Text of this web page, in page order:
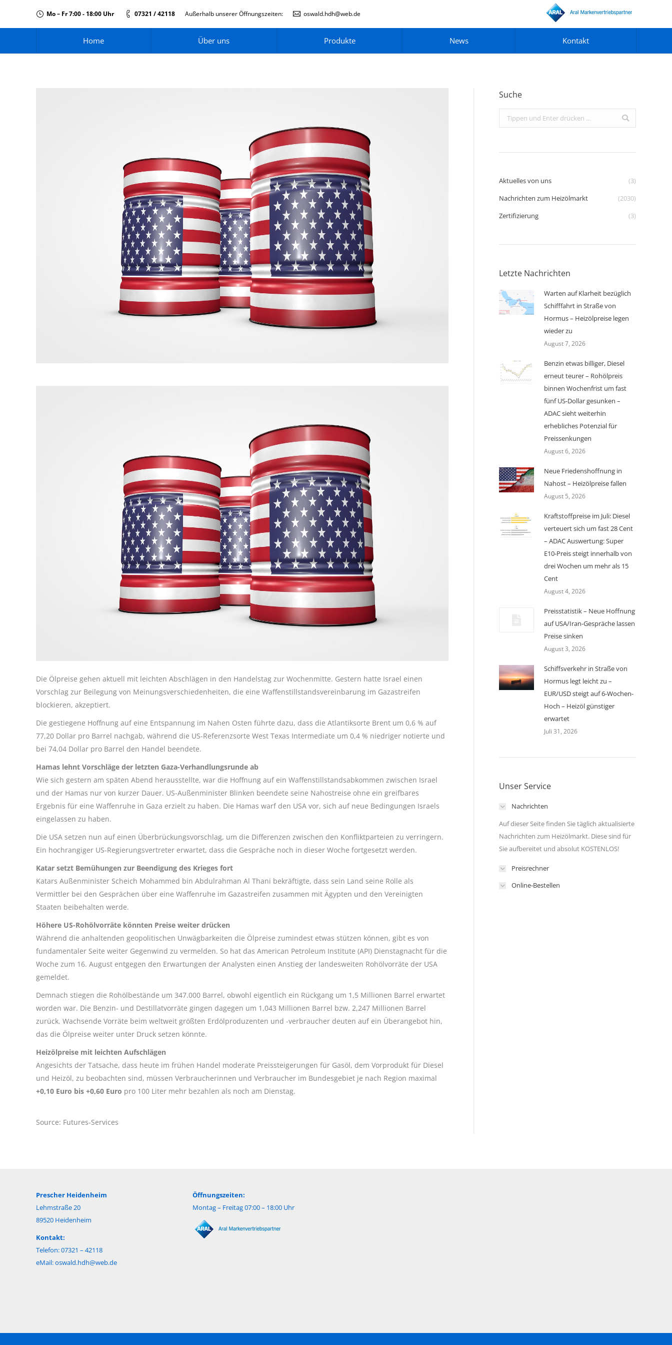
Mo – Fr 7:00 - 18:00 Uhr 07321 / 42118 Außerhalb unserer Öffnungszeiten: oswald.hdh@web.de
Home Über uns Produkte News Kontakt
Die Ölpreise gehen aktuell mit leichten Abschlägen in den Handelstag zur Wochenmitte. Gestern hatte Israel einen
Vorschlag zur Beilegung von Meinungsverschiedenheiten, die eine Waffenstillstandsvereinbarung im Gazastreifen
blockieren, akzeptiert.
Die gestiegene Hoffnung auf eine Entspannung im Nahen Osten führte dazu, dass die Atlantiksorte Brent um 0,6 % auf
77,20 Dollar pro Barrel nachgab, während die US-Referenzsorte West Texas Intermediate um 0,4 % niedriger notierte und
bei 74,04 Dollar pro Barrel den Handel beendete.
Hamas lehnt Vorschläge der letzten Gaza-Verhandlungsrunde ab
Wie sich gestern am späten Abend herausstellte, war die Hoffnung auf ein Waffenstillstandsabkommen zwischen Israel
und der Hamas nur von kurzer Dauer. US-Außenminister Blinken beendete seine Nahostreise ohne ein greifbares
Ergebnis für eine Waffenruhe in Gaza erzielt zu haben. Die Hamas warf den USA vor, sich auf neue Bedingungen Israels
eingelassen zu haben.
Die USA setzen nun auf einen Überbrückungsvorschlag, um die Differenzen zwischen den Konfliktparteien zu verringern.
Ein hochrangiger US-Regierungsvertreter erwartet, dass die Gespräche noch in dieser Woche fortgesetzt werden.
Katar setzt Bemühungen zur Beendigung des Krieges fort
Katars Außenminister Scheich Mohammed bin Abdulrahman Al Thani bekräftigte, dass sein Land seine Rolle als
Vermittler bei den Gesprächen über eine Waffenruhe im Gazastreifen zusammen mit Ägypten und den Vereinigten
Staaten beibehalten werde.
Höhere US-Rohölvorräte könnten Preise weiter drücken
Während die anhaltenden geopolitischen Unwägbarkeiten die Ölpreise zumindest etwas stützen können, gibt es von
fundamentaler Seite weiter Gegenwind zu vermelden. So hat das American Petroleum Institute (API) Dienstagnacht für die
Woche zum 16. August entgegen den Erwartungen der Analysten einen Anstieg der landesweiten Rohölvorräte der USA
gemeldet.
Demnach stiegen die Rohölbestände um 347.000 Barrel, obwohl eigentlich ein Rückgang um 1,5 Millionen Barrel erwartet
worden war. Die Benzin- und Destillatvorräte gingen dagegen um 1,043 Millionen Barrel bzw. 2,247 Millionen Barrel
zurück. Wachsende Vorräte beim weltweit größten Erdölproduzenten und -verbraucher deuten auf ein Überangebot hin,
das die Ölpreise weiter unter Druck setzen könnte.
Heizölpreise mit leichten Aufschlägen
Angesichts der Tatsache, dass heute im frühen Handel moderate Preissteigerungen für Gasöl, dem Vorprodukt für Diesel
und Heizöl, zu beobachten sind, müssen Verbraucherinnen und Verbraucher im Bundesgebiet je nach Region maximal
+0,10 Euro bis +0,60 Euro pro 100 Liter mehr bezahlen als noch am Dienstag.
Source: Futures-Services
Suche
Search:
Aktuelles von uns
(3)
Nachrichten zum Heizölmarkt
(2030)
Zertifizierung
(3)
Letzte Nachrichten
Warten auf Klarheit bezüglich
Schifffahrt in Straße von
Hormus – Heizölpreise legen
wieder zu
August 7, 2026
Benzin etwas billiger, Diesel
erneut teurer – Rohölpreis
binnen Wochenfrist um fast
fünf US-Dollar gesunken –
ADAC sieht weiterhin
erhebliches Potenzial für
Preissenkungen
August 6, 2026
Neue Friedenshoffnung in
Nahost – Heizölpreise fallen
August 5, 2026
Kraftstoffpreise im Juli: Diesel
verteuert sich um fast 28 Cent
– ADAC Auswertung: Super
E10-Preis steigt innerhalb von
drei Wochen um mehr als 15
Cent
August 4, 2026
Preisstatistik – Neue Hoffnung
auf USA/Iran-Gespräche lassen
Preise sinken
August 3, 2026
Schiffsverkehr in Straße von
Hormus legt leicht zu –
EUR/USD steigt auf 6-Wochen-
Hoch – Heizöl günstiger
erwartet
Juli 31, 2026
Unser Service
Nachrichten
Auf dieser Seite finden Sie täglich aktualisierte
Nachrichten zum Heizölmarkt. Diese sind für
Sie aufbereitet und absolut KOSTENLOS!
Preisrechner
Online-Bestellen
Prescher Heidenheim
Lehmstraße 20
89520 Heidenheim
Kontakt:
Telefon: 07321 – 42118
eMail:oswald.hdh@web.de
Öffnungszeiten:
Montag – Freitag 07:00 – 18:00 Uhr